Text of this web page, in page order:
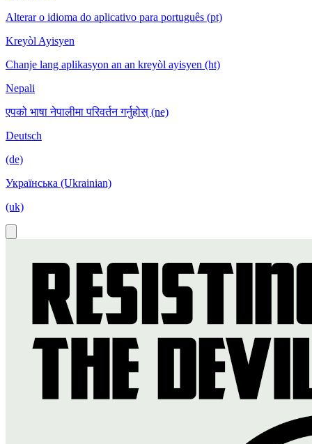
Alterar o idioma do aplicativo para português (pt)
Kreyòl Ayisyen
Chanje lang aplikasyon an an kreyòl ayisyen (ht)
Nepali
एपको भाषा नेपालीमा परिवर्तन गर्नुहोस् (ne)
Deutsch
(de)
Українська (Ukrainian)
(uk)